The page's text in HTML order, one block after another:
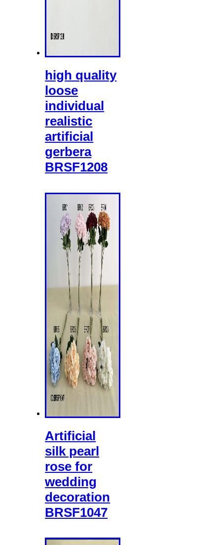
high quality
loose
individual
realistic
artificial
gerbera
BRSF1208
Artificial
silk pearl
rose for
wedding
decoration
BRSF1047